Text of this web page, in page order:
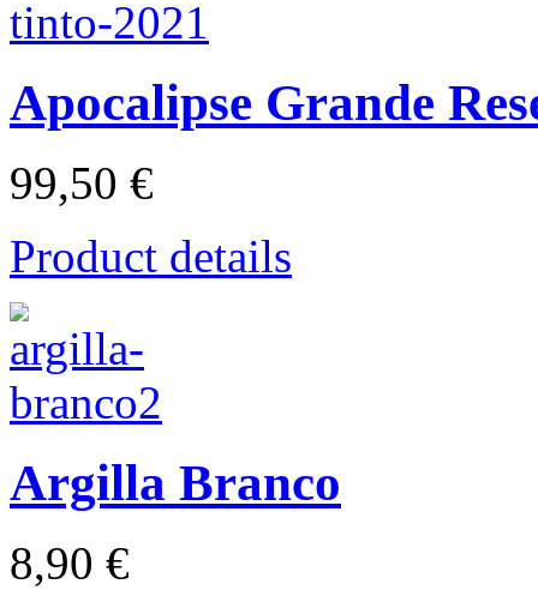
Apocalipse Grande
99,50 €
Product details
Argilla Branco
8,90 €